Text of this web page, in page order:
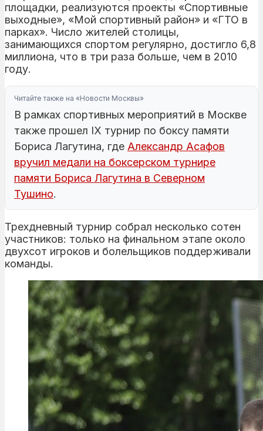
площадки, реализуются проекты «Спортивные
выходные», «Мой спортивный район» и «ГТО в
парках». Число жителей столицы,
занимающихся спортом регулярно, достигло 6,8
миллиона, что в три раза больше, чем в 2010
году.
Читайте также на «Новости Москвы»
В рамках спортивных мероприятий в Москве
также прошел IX турнир по боксу памяти
Бориса Лагутина, где Александр Асафов
вручил медали на боксерском турнире
памяти Бориса Лагутина в Северном
Тушино.
Трехдневный турнир собрал несколько сотен
участников: только на финальном этапе около
двухсот игроков и болельщиков поддерживали
команды.